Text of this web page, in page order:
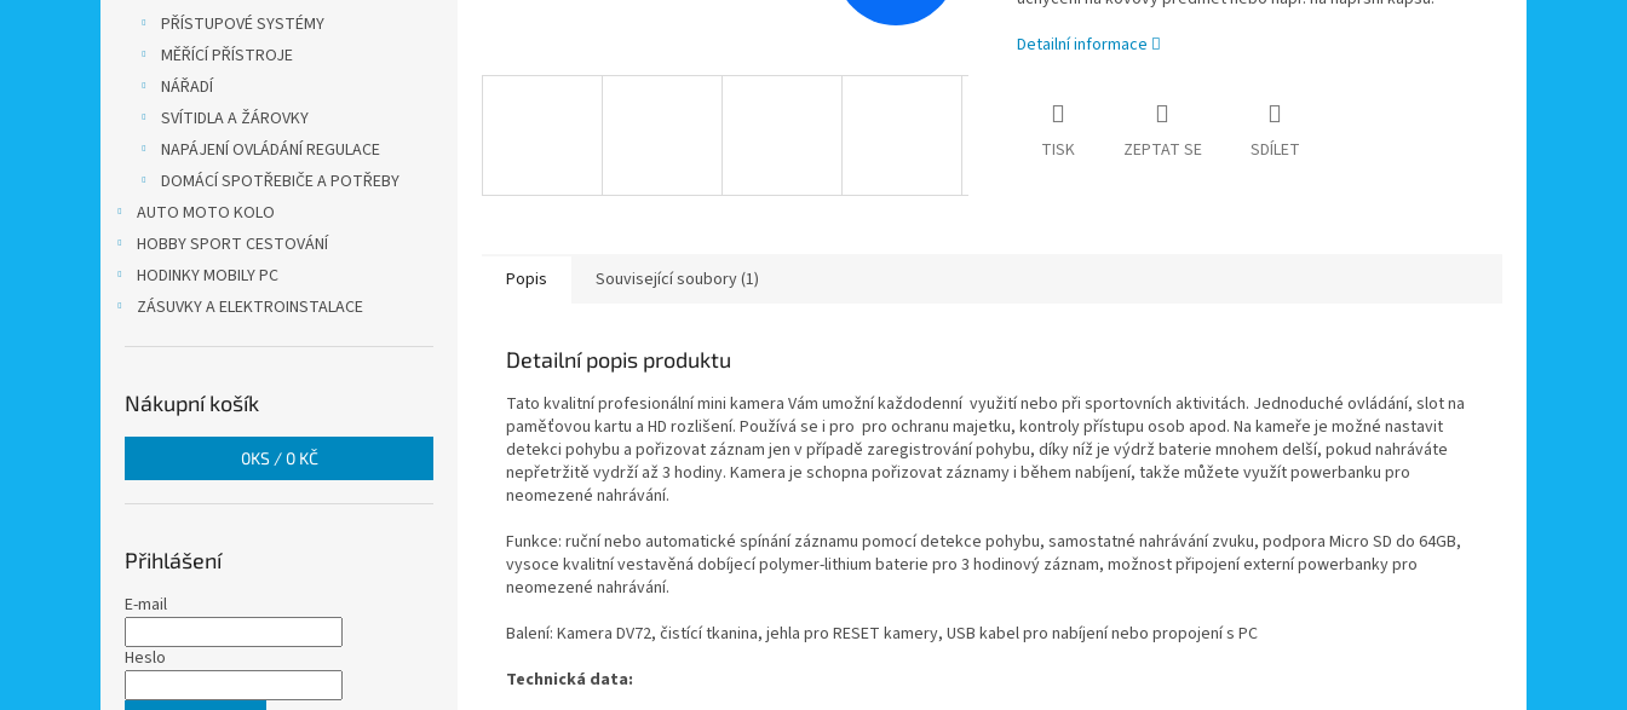
PŘÍSTUPOVÉ SYSTÉMY
MĚŘÍCÍ PŘÍSTROJE
NÁŘADÍ
SVÍTIDLA A ŽÁROVKY
NAPÁJENÍ OVLÁDÁNÍ REGULACE
DOMÁCÍ SPOTŘEBIČE A POTŘEBY
AUTO MOTO KOLO
HOBBY SPORT CESTOVÁNÍ
HODINKY MOBILY PC
ZÁSUVKY A ELEKTROINSTALACE
Nákupní košík
0KS / 0 KČ
Přihlášení
E-mail
Heslo
Detailní informace
TISK ZEPTAT SE SDÍLET
Popis Související soubory (1)
Detailní popis produktu
Tato kvalitní profesionální mini kamera Vám umožní každodenní využití nebo při sportovních aktivitách. Jednoduché ovládání, slot na
paměťovou kartu a HD rozlišení. Používá se i pro pro ochranu majetku, kontroly přístupu osob apod. Na kameře je možné nastavit
detekci pohybu a pořizovat záznam jen v případě zaregistrování pohybu, díky níž je výdrž baterie mnohem delší, pokud nahráváte
nepřetržitě vydrží až 3 hodiny. Kamera je schopna pořizovat záznamy i během nabíjení, takže můžete využít powerbanku pro
neomezené nahrávání.
Funkce: ruční nebo automatické spínání záznamu pomocí detekce pohybu, samostatné nahrávání zvuku, podpora Micro SD do 64GB,
vysoce kvalitní vestavěná dobíjecí polymer-lithium baterie pro 3 hodinový záznam, možnost připojení externí powerbanky pro
neomezené nahrávání.
Balení: Kamera DV72, čistící tkanina, jehla pro RESET kamery, USB kabel pro nabíjení nebo propojení s PC
Technická data: